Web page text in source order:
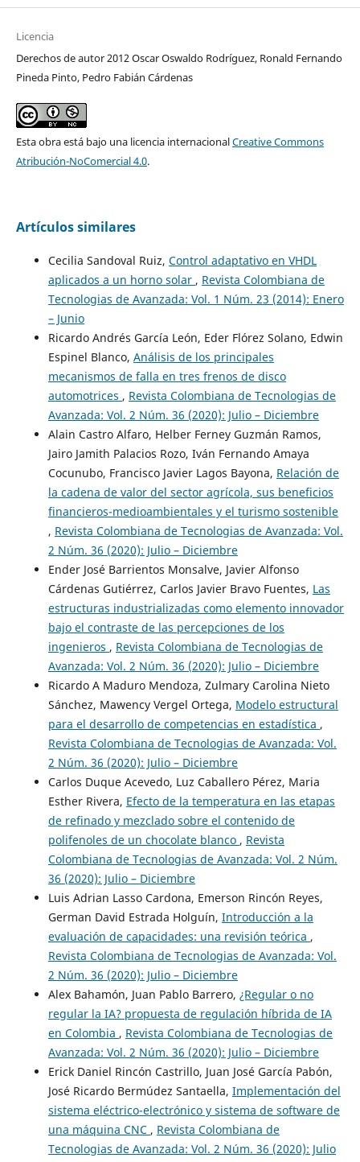
Licencia
Derechos de autor 2012 Oscar Oswaldo Rodríguez, Ronald Fernando
Pineda Pinto, Pedro Fabián Cárdenas
Esta obra está bajo una licencia internacionalCreative Commons
Atribución-NoComercial 4.0.
Artículos similares
Cecilia Sandoval Ruiz, Control adaptativo en VHDL
aplicados a un horno solar , Revista Colombiana de
Tecnologias de Avanzada: Vol. 1 Núm. 23 (2014): Enero
– Junio
Ricardo Andrés García León, Eder Flórez Solano, Edwin
Espinel Blanco, Análisis de los principales
mecanismos de falla en tres frenos de disco
automotrices , Revista Colombiana de Tecnologias de
Avanzada: Vol. 2 Núm. 36 (2020): Julio – Diciembre
Alain Castro Alfaro, Helber Ferney Guzmán Ramos,
Jairo Jamith Palacios Rozo, Iván Fernando Amaya
Cocunubo, Francisco Javier Lagos Bayona, Relación de
la cadena de valor del sector agrícola, sus beneficios
financieros-medioambientales y el turismo sostenible
, Revista Colombiana de Tecnologias de Avanzada: Vol.
2 Núm. 36 (2020): Julio – Diciembre
Ender José Barrientos Monsalve, Javier Alfonso
Cárdenas Gutiérrez, Carlos Javier Bravo Fuentes, Las
estructuras industrializadas como elemento innovador
bajo el contraste de las percepciones de los
ingenieros , Revista Colombiana de Tecnologias de
Avanzada: Vol. 2 Núm. 36 (2020): Julio – Diciembre
Ricardo A Maduro Mendoza, Zulmary Carolina Nieto
Sánchez, Mawency Vergel Ortega, Modelo estructural
para el desarrollo de competencias en estadística ,
Revista Colombiana de Tecnologias de Avanzada: Vol.
2 Núm. 36 (2020): Julio – Diciembre
Carlos Duque Acevedo, Luz Caballero Pérez, Maria
Esther Rivera, Efecto de la temperatura en las etapas
de refinado y mezclado sobre el contenido de
polifenoles de un chocolate blanco , Revista
Colombiana de Tecnologias de Avanzada: Vol. 2 Núm.
36 (2020): Julio – Diciembre
Luis Adrian Lasso Cardona, Emerson Rincón Reyes,
German David Estrada Holguín, Introducción a la
evaluación de capacidades: una revisión teórica ,
Revista Colombiana de Tecnologias de Avanzada: Vol.
2 Núm. 36 (2020): Julio – Diciembre
Alex Bahamón, Juan Pablo Barrero, ¿Regular o no
regular la IA? propuesta de regulación híbrida de IA
en Colombia , Revista Colombiana de Tecnologias de
Avanzada: Vol. 2 Núm. 36 (2020): Julio – Diciembre
Erick Daniel Rincón Castrillo, Juan José García Pabón,
José Ricardo Bermúdez Santaella, Implementación del
sistema eléctrico-electrónico y sistema de software de
una máquina CNC , Revista Colombiana de
Tecnologias de Avanzada: Vol. 2 Núm. 36 (2020): Julio